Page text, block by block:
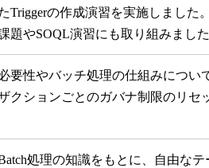
Triggerの作成演習を実施しました
題やSOQL演習にも取り組みました
要性やバッチ処理の仕組みについ
クションごとのガバナ制限のリセ
処理の知識をもとに、自由な